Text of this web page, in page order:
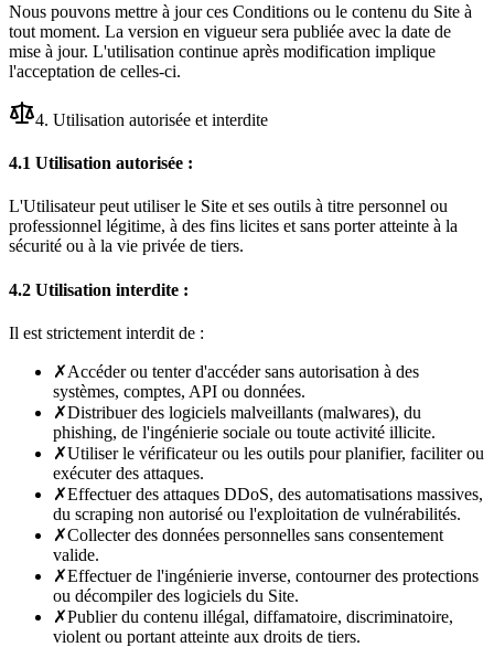
Nous pouvons mettre à jour ces Conditions ou le contenu du Site à
tout moment. La version en vigueur sera publiée avec la date de
mise à jour. L'utilisation continue après modification implique
l'acceptation de celles-ci.
4. Utilisation autorisée et interdite
4.1 Utilisation autorisée :
L'Utilisateur peut utiliser le Site et ses outils à titre personnel ou
professionnel légitime, à des fins licites et sans porter atteinte à la
sécurité ou à la vie privée de tiers.
4.2 Utilisation interdite :
Il est strictement interdit de :
✗Accéder ou tenter d'accéder sans autorisation à des
systèmes, comptes, API ou données.
✗Distribuer des logiciels malveillants (malwares), du
phishing, de l'ingénierie sociale ou toute activité illicite.
✗Utiliser le vérificateur ou les outils pour planifier, faciliter ou
exécuter des attaques.
✗Effectuer des attaques DDoS, des automatisations massives,
du scraping non autorisé ou l'exploitation de vulnérabilités.
✗Collecter des données personnelles sans consentement
valide.
✗Effectuer de l'ingénierie inverse, contourner des protections
ou décompiler des logiciels du Site.
✗Publier du contenu illégal, diffamatoire, discriminatoire,
violent ou portant atteinte aux droits de tiers.